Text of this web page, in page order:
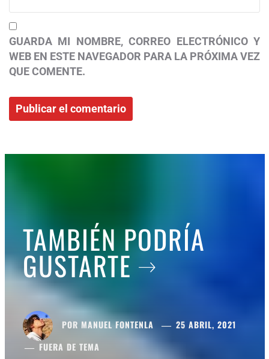
GUARDA MI NOMBRE, CORREO ELECTRÓNICO Y
WEB EN ESTE NAVEGADOR PARA LA PRÓXIMA VEZ
QUE COMENTE.
TAMBIÉN PODRÍA
GUSTARTE
POR MANUEL FONTENLA
25 ABRIL, 2021
FUERA DE TEMA